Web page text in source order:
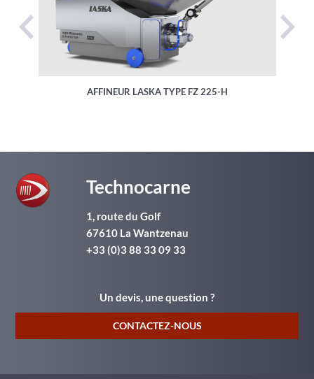
AFFINEUR LASKA TYPE FZ 225-H
Technocarne
1, route du Golf
67610 La Wantzenau
+33 (0)3 88 33 09 33
Un devis, une question ?
CONTACTEZ-NOUS